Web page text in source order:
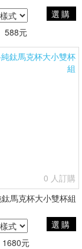
選購
588元
0 人訂購
馬克杯大小雙杯組
選購
1680元